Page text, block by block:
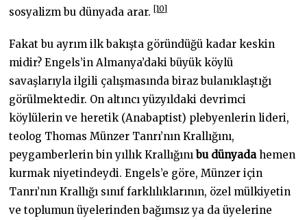
sosyalizm bu dünyada arar. [10]
Fakat bu ayrım ilk bakışta göründüğü kadar keskin
midir? Engels’in Almanya’daki büyük köylü
savaşlarıyla ilgili çalışmasında biraz bulanıklaştığı
görülmektedir. On altıncı yüzyıldaki devrimci
köylülerin ve heretik (Anabaptist) plebyenlerin lideri,
teolog Thomas Münzer Tanrı’nın Krallığını,
peygamberlerin bin yıllık Krallığınıbu dünyadahemen
kurmak niyetindeydi. Engels’e göre, Münzer için
Tanrı’nın Krallığı sınıf farklılıklarının, özel mülkiyetin
ve toplumun üyelerinden bağımsız ya da üyelerine